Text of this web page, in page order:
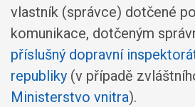
vlastník (správce) dotčené
komunikace, dotčeným
příslušný dopravní
republiky (v případě
Ministerstvo vnitra).